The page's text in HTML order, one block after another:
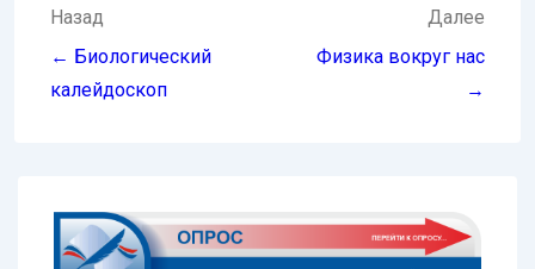
Навигация
по
записям
Назад
← Биологический
калейдоскоп
Далее
Физика вокруг нас
→